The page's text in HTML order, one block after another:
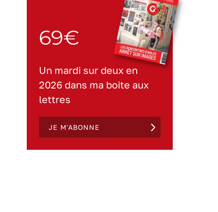
69€
Un mardi sur deux en
2026 dans ma boite aux
lettres
JE M'ABONNE